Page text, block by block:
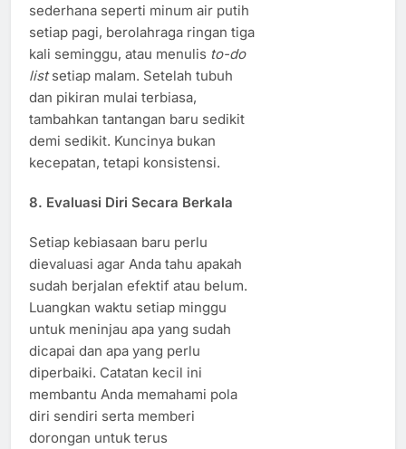
sederhana seperti minum air putih
setiap pagi, berolahraga ringan tiga
kali seminggu, atau menulis to-do
listsetiap malam. Setelah tubuh
dan pikiran mulai terbiasa,
tambahkan tantangan baru sedikit
demi sedikit. Kuncinya bukan
kecepatan, tetapi konsistensi.
8. Evaluasi Diri Secara Berkala
Setiap kebiasaan baru perlu
dievaluasi agar Anda tahu apakah
sudah berjalan efektif atau belum.
Luangkan waktu setiap minggu
untuk meninjau apa yang sudah
dicapai dan apa yang perlu
diperbaiki. Catatan kecil ini
membantu Anda memahami pola
diri sendiri serta memberi
dorongan untuk terus